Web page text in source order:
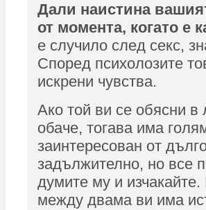
Дали наистина
от момента, когато е
е случило след секс,
Според психолозите
искрени чувства.
Ако той ви се обясни
обаче, тогава има
заинтересован от
задължително, но все
думите му и
между двама ви има